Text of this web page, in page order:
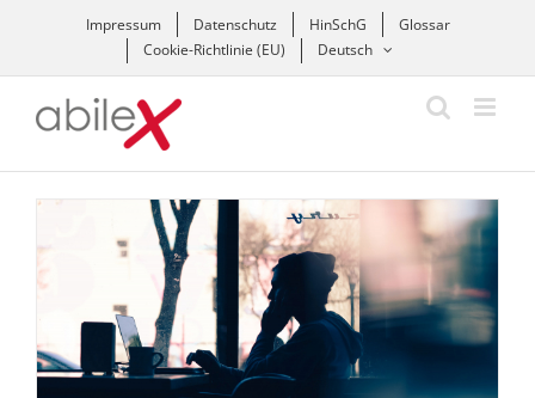
Impressum Datenschutz HinSchG
Glossar
Cookie-Richtlinie (EU)
Deutsch